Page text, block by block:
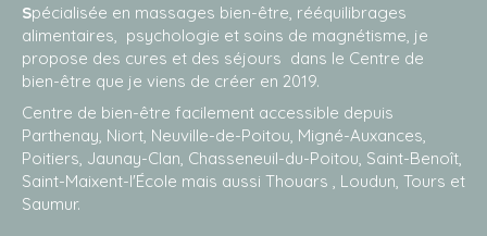
Spécialisée en massages bien-être, rééquilibrages
alimentaires, psychologie et soins de magnétisme, je
propose des cures et des séjours dans le Centre de
bien-être que je viens de créer en 2019.
Centre de bien-être facilement accessible depuis
Parthenay, Niort, Neuville-de-Poitou, Migné-Auxances,
Poitiers, Jaunay-Clan, Chasseneuil-du-Poitou, Saint-Benoît,
Saint-Maixent-l'École mais aussi Thouars , Loudun, Tours et
Saumur.